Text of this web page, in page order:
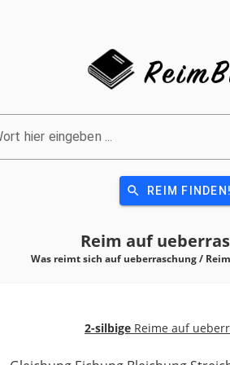
hier eingeben ...
search REIM FINDEN!
Reim auf
Was reimt sich auf ueberraschung /
2-silbige Reime auf